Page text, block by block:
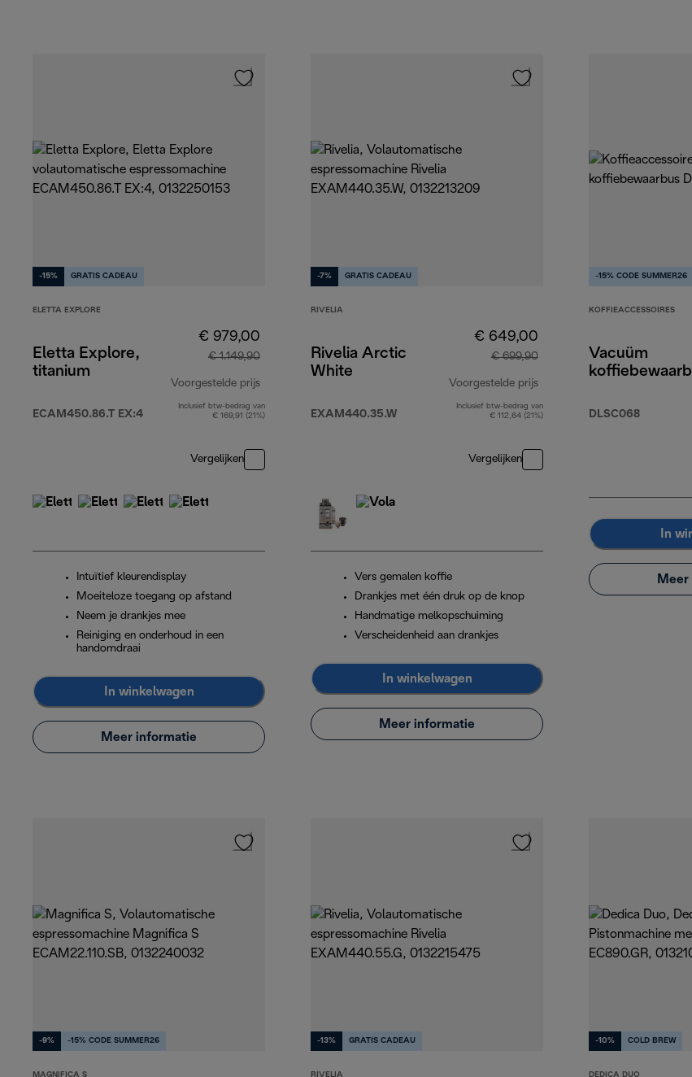
-15% GRATIS CADEAU
ELETTA EXPLORE
Eletta Explore,
titanium
ECAM450.86.T EX:4
€ 979,00
€ 1.149,90
Voorgestelde prijs
originele prijs € 1.149,90
Inclusief btw-bedrag van
€ 169,91 (21%)
Vergelijken
Intuïtief kleurendisplay
Moeiteloze toegang op afstand
Neem je drankjes mee
Reiniging en onderhoud in een
handomdraai
In winkelwagen
Meer informatie
-7% GRATIS CADEAU
RIVELIA
Rivelia Arctic
White
EXAM440.35.W
€ 649,00
€ 699,90
Voorgestelde prijs
originele prijs € 699,90
Inclusief btw-bedrag van
€ 112,64 (21%)
Vergelijken
Vers gemalen koffie
Drankjes met één druk op de knop
Handmatige melkopschuiming
Verscheidenheid aan drankjes
In winkelwagen
Meer informatie
-15% CODE SUMMER26
KOFFIEACCESSOIRES
Vacuüm
DLSC068
In
-9% -15% CODE SUMMER26
MAGNIFICA S
-13% GRATIS CADEAU
RIVELIA
-10% COLD BREW
DEDICA DUO